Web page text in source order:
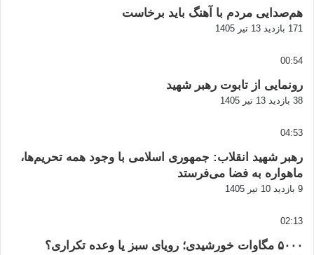
هم‌صدایی مردم با آهنگ باید برخاست
171 بازدید 13 تیر 1405
00:54
رونمایی از تابوت رهبر شهید
38 بازدید 13 تیر 1405
04:53
رهبر شهید انقلاب: جمهوری اسلامی با وجود همه تحریم‌ها،
ماهواره به فضا می‌فرستد
9 بازدید 10 تیر 1405
02:13
۵۰۰۰ مگاوات خورشیدی؛ رویای سبز یا وعده تکراری؟